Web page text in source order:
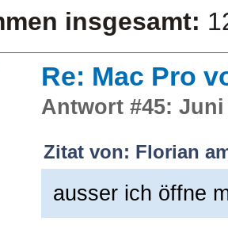
insgesamt:
Re: Mac Pro
Antwort #45: Juni
Zitat von: Florian
ausser ich öffne